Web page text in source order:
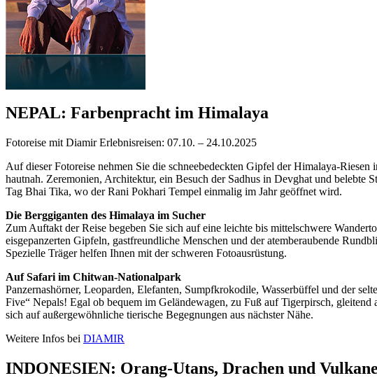
NEPAL: Farbenpracht im Himalaya
Fotoreise mit Diamir Erlebnisreisen: 07.10. – 24.10.2025
Auf dieser Fotoreise nehmen Sie die schneebedeckten Gipfel der Himalaya-
hautnah. Zeremonien, Architektur, ein Besuch der Sadhus in Devghat und belebte
Tag Bhai Tika, wo der Rani Pokhari Tempel einmalig im Jahr geöffnet wird.
Die Berggiganten des Himalaya im Sucher
Zum Auftakt der Reise begeben Sie sich auf eine leichte bis mittelschwere
eisgepanzerten Gipfeln, gastfreundliche Menschen und der atemberaubende
Spezielle Träger helfen Ihnen mit der schweren Fotoausrüstung.
Auf Safari im Chitwan-Nationalpark
Panzernashörner, Leoparden, Elefanten, Sumpfkrokodile, Wasserbüffel und der
Five“ Nepals! Egal ob bequem im Geländewagen, zu Fuß auf Tigerpirsch,
sich auf außergewöhnliche tierische Begegnungen aus nächster Nähe.
Weitere Infos bei DIAMIR
INDONESIEN: Orang-Utans, Drachen und Vulkane